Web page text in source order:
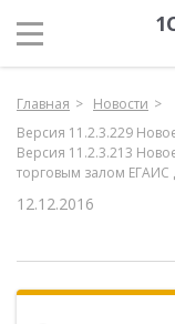
Главная
Новости
Версия 11.2.3.229
Версия 11.2.3.213
торговым залом
12.12.2016